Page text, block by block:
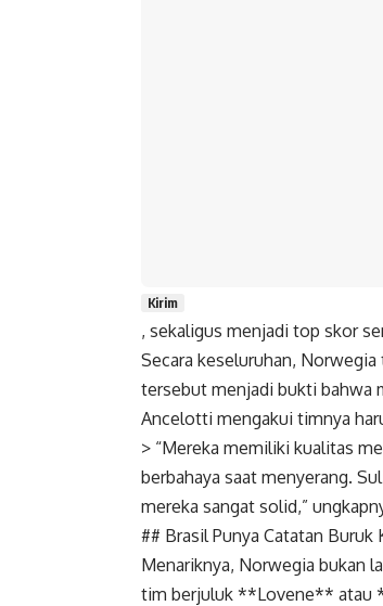
Kirim
, sekaligus menjadi top skor
Secara keseluruhan,
tersebut menjadi bukti bahwa
Ancelotti mengakui timnya
> “Mereka memiliki kualitas
berbahaya saat menyerang.
mereka sangat solid,”
## Brasil Punya Catatan Buruk
Menariknya, Norwegia bukan
tim berjuluk **Lovene** atau